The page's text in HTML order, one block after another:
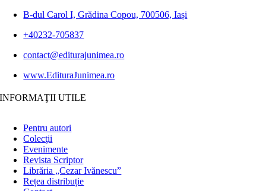
B-dul Carol I, Grădina Copou, 700506, Iași
+40232-705837
contact@editurajunimea.ro
www.EdituraJunimea.ro
INFORMAŢII UTILE
Pentru autori
Colecţii
Evenimente
Revista Scriptor
Librăria „Cezar Ivănescu”
Rețea distribuție